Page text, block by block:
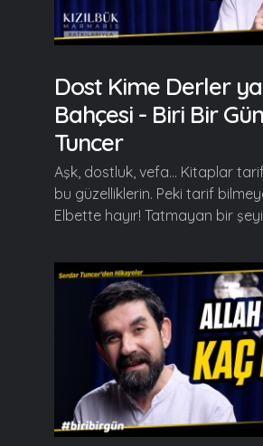
Dost Kime Derler
Bahçesi - Biri Bir
Tuncer
Aşk, dostluk, vefa... Kitaplar
bu güzelliklerin. Peki tarif
Elbette hayır! Tatmayan bir